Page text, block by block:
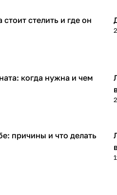
стелить и где он
когда нужна и чем
причины и что делать